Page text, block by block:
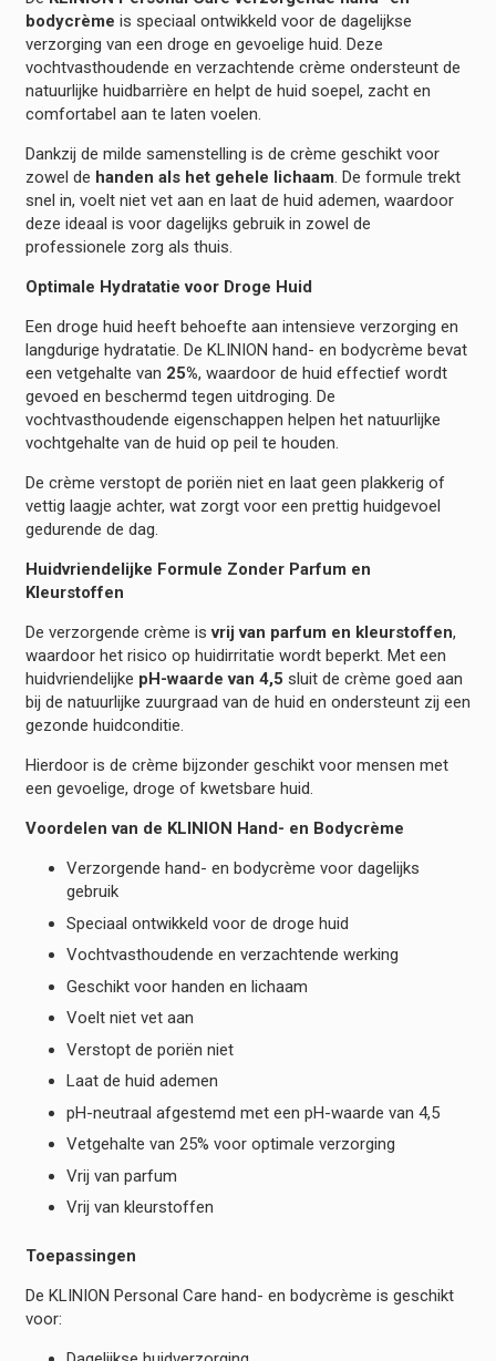
bodycrème is speciaal ontwikkeld voor de dagelijkse
verzorging van een droge en gevoelige huid. Deze
vochtvasthoudende en verzachtende crème ondersteunt de
natuurlijke huidbarrière en helpt de huid soepel, zacht en
comfortabel aan te laten voelen.
Dankzij de milde samenstelling is de crème geschikt voor
zowel de handen als het gehele lichaam. De formule trekt
snel in, voelt niet vet aan en laat de huid ademen, waardoor
deze ideaal is voor dagelijks gebruik in zowel de
professionele zorg als thuis.
Optimale Hydratatie voor Droge Huid
Een droge huid heeft behoefte aan intensieve verzorging en
langdurige hydratatie. De KLINION hand- en bodycrème bevat
een vetgehalte van 25%, waardoor de huid effectief wordt
gevoed en beschermd tegen uitdroging. De
vochtvasthoudende eigenschappen helpen het natuurlijke
vochtgehalte van de huid op peil te houden.
De crème verstopt de poriën niet en laat geen plakkerig of
vettig laagje achter, wat zorgt voor een prettig huidgevoel
gedurende de dag.
Huidvriendelijke Formule Zonder Parfum en
Kleurstoffen
De verzorgende crème isvrij van parfum en kleurstoffen,
waardoor het risico op huidirritatie wordt beperkt. Met een
huidvriendelijke pH-waarde van 4,5 sluit de crème goed aan
bij de natuurlijke zuurgraad van de huid en ondersteunt zij een
gezonde huidconditie.
Hierdoor is de crème bijzonder geschikt voor mensen met
een gevoelige, droge of kwetsbare huid.
Voordelen van de KLINION Hand- en Bodycrème
Verzorgende hand- en bodycrème voor dagelijks
gebruik
Speciaal ontwikkeld voor de droge huid
Vochtvasthoudende en verzachtende werking
Geschikt voor handen en lichaam
Voelt niet vet aan
Verstopt de poriën niet
Laat de huid ademen
pH-neutraal afgestemd met een pH-waarde van 4,5
Vetgehalte van 25% voor optimale verzorging
Vrij van parfum
Vrij van kleurstoffen
Toepassingen
De KLINION Personal Care hand- en bodycrème is geschikt
voor: